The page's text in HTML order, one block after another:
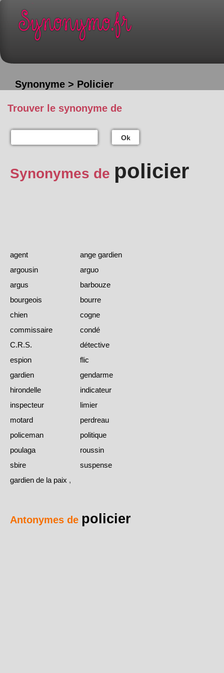
Synonyme > Policier
Trouver le synonyme de
Ok
Synonymes de policier
agent
ange gardien
argousin
arguo
argus
barbouze
bourgeois
bourre
chien
cogne
commissaire
condé
C.R.S.
détective
espion
flic
gardien
gendarme
hirondelle
indicateur
inspecteur
limier
motard
perdreau
policeman
politique
poulaga
roussin
sbire
suspense
gardien de la paix ,
Antonymes de policier